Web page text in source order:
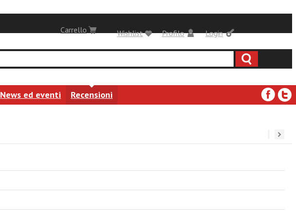
Login
Carrello Profilo
Wishlist
News ed eventi Recensioni